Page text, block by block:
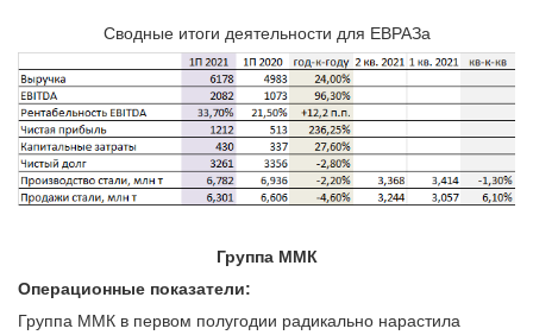
Сводные итоги деятельности для ЕВРАЗа
Группа ММК
Операционные показатели:
Группа ММК в первом полугодии радикально нарастила